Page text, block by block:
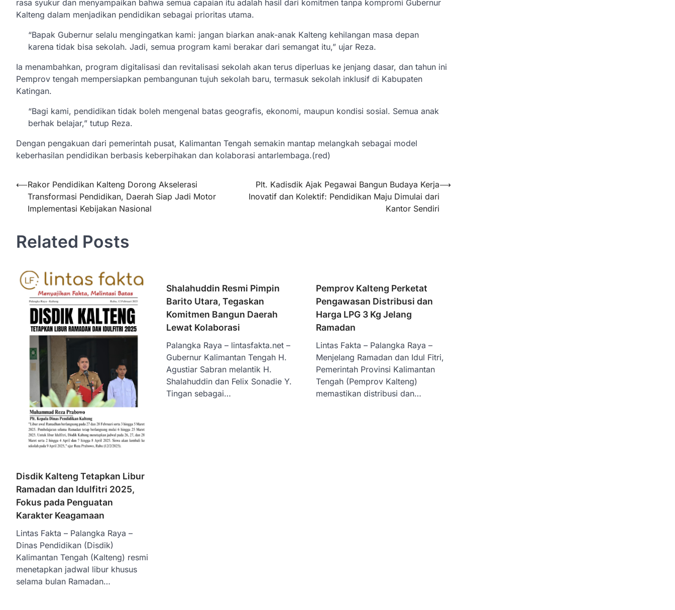
rasa syukur dan menyampaikan bahwa semua capaian itu adalah hasil dari komitmen tanpa kompromi Gubernur
Kalteng dalam menjadikan pendidikan sebagai prioritas utama.
“Bapak Gubernur selalu mengingatkan kami: jangan biarkan anak-anak Kalteng kehilangan masa depan
karena tidak bisa sekolah. Jadi, semua program kami berakar dari semangat itu,” ujar Reza.
Ia menambahkan, program digitalisasi dan revitalisasi sekolah akan terus diperluas ke jenjang dasar, dan tahun ini
Pemprov tengah mempersiapkan pembangunan tujuh sekolah baru, termasuk sekolah inklusif di Kabupaten
Katingan.
“Bagi kami, pendidikan tidak boleh mengenal batas geografis, ekonomi, maupun kondisi sosial. Semua anak
berhak belajar,” tutup Reza.
Dengan pengakuan dari pemerintah pusat, Kalimantan Tengah semakin mantap melangkah sebagai model
keberhasilan pendidikan berbasis keberpihakan dan kolaborasi antarlembaga.(red)
Navigasi
pos
⟵Rakor Pendidikan Kalteng Dorong Akselerasi
Transformasi Pendidikan, Daerah Siap Jadi Motor
Implementasi Kebijakan Nasional
Plt. Kadisdik Ajak Pegawai Bangun Budaya Kerja
Inovatif dan Kolektif: Pendidikan Maju Dimulai dari
Kantor Sendiri
⟶
Related Posts
Disdik Kalteng Tetapkan Libur
Ramadan dan Idulfitri 2025,
Fokus pada Penguatan
Karakter Keagamaan
Lintas Fakta – Palangka Raya –
Dinas Pendidikan (Disdik)
Kalimantan Tengah (Kalteng) resmi
menetapkan jadwal libur khusus
selama bulan Ramadan…
Shalahuddin Resmi Pimpin
Barito Utara, Tegaskan
Komitmen Bangun Daerah
Lewat Kolaborasi
Palangka Raya – lintasfakta.net –
Gubernur Kalimantan Tengah H.
Agustiar Sabran melantik H.
Shalahuddin dan Felix Sonadie Y.
Tingan sebagai…
Pemprov Kalteng Perketat
Pengawasan Distribusi dan
Harga LPG 3 Kg Jelang
Ramadan
Lintas Fakta – Palangka Raya –
Menjelang Ramadan dan Idul Fitri,
Pemerintah Provinsi Kalimantan
Tengah (Pemprov Kalteng)
memastikan distribusi dan…